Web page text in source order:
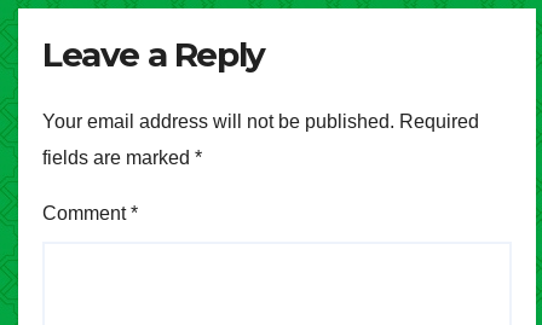
Leave a Reply
Your email address will not be published. Required
fields are marked *
Comment*